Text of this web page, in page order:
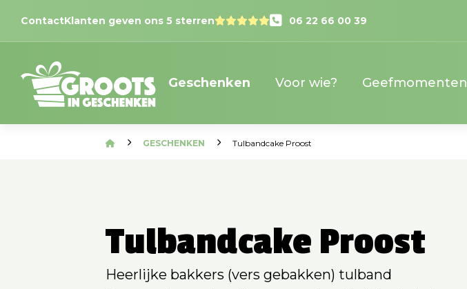
Geschenken Voor wie? Geefmomenten
ContactKlanten geven ons 5 sterren 06 22 66 00 39
GESCHENKEN Tulbandcake Proost
Tulbandcake Proost
Heerlijke bakkers (vers gebakken) tulband